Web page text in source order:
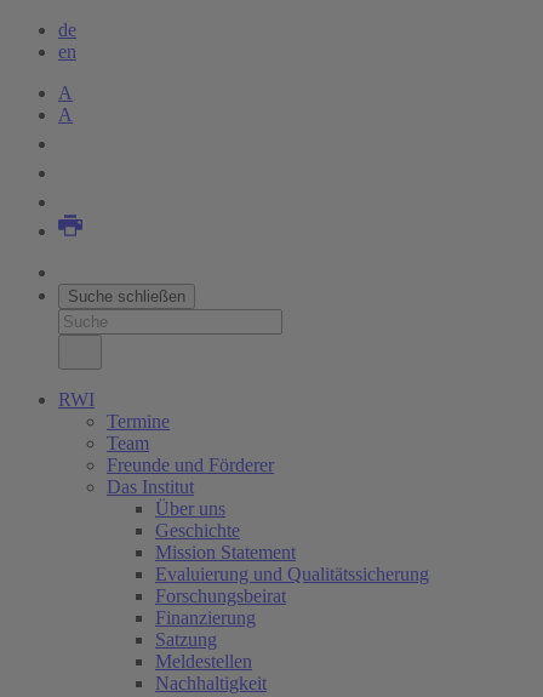
de
en
A
A
Suche schließen
RWI
Termine
Team
Freunde und Förderer
Das Institut
Über uns
Geschichte
Mission Statement
Evaluierung und Qualitätssicherung
Forschungsbeirat
Finanzierung
Satzung
Meldestellen
Nachhaltigkeit